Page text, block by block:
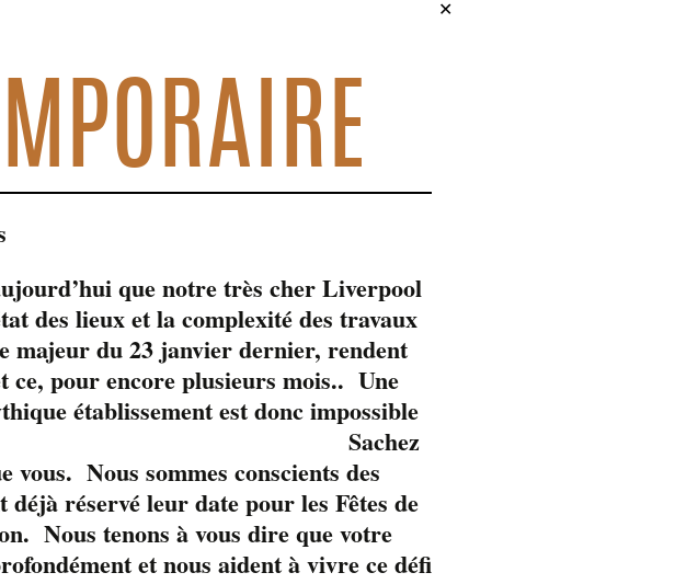
✕
que notre très cher Liverpool
lieux et la complexité des travaux
majeur du 23 janvier dernier, rendent
ce, pour encore plusieurs mois.. Une
établissement est donc impossible
Sachez
vous. Nous sommes conscients des
déjà réservé leur date pour les Fêtes de
Nous tenons à vous dire que votre
et nous aident à vivre ce défi